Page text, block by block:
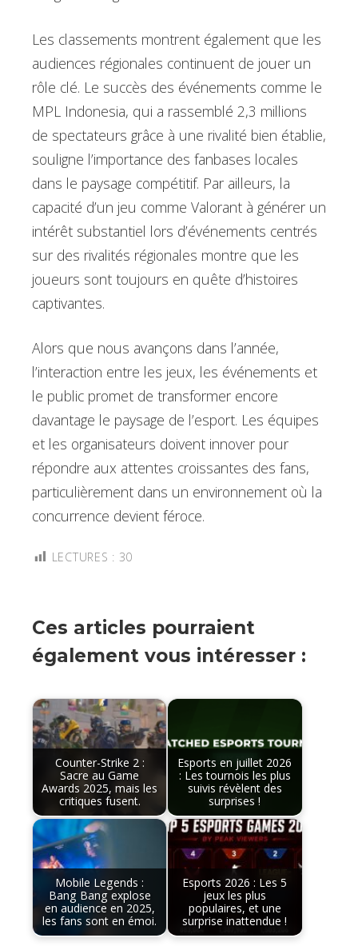
Les classements montrent également que les
audiences régionales continuent de jouer un
rôle clé. Le succès des événements comme le
MPL Indonesia, qui a rassemblé 2,3 millions
de spectateurs grâce à une rivalité bien établie,
souligne l’importance des fanbases locales
dans le paysage compétitif. Par ailleurs, la
capacité d’un jeu comme Valorant à générer un
intérêt substantiel lors d’événements centrés
sur des rivalités régionales montre que les
joueurs sont toujours en quête d’histoires
captivantes.
Alors que nous avançons dans l’année,
l’interaction entre les jeux, les événements et
le public promet de transformer encore
davantage le paysage de l’esport. Les équipes
et les organisateurs doivent innover pour
répondre aux attentes croissantes des fans,
particulièrement dans un environnement où la
concurrence devient féroce.
LECTURES : 30
Ces articles pourraient
également vous intéresser :
Counter-Strike 2 :
Sacre au Game
Awards 2025, mais les
critiques fusent.
Esports en juillet 2026
: Les tournois les plus
suivis révèlent des
surprises !
Mobile Legends :
Bang Bang explose
en audience en 2025,
les fans sont en émoi.
Esports 2026 : Les 5
jeux les plus
populaires, et une
surprise inattendue !